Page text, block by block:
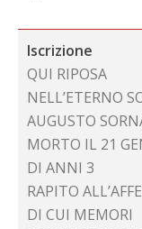
Iscrizione
QUI RIPOSA
NELL’ETERNO
AUGUSTO
MORTO IL 21
DI ANNI 3
RAPITO
DI CUI MEMORI